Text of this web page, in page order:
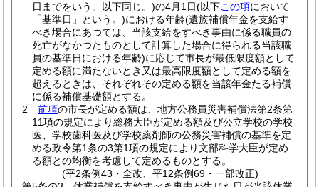
日までをいう。以下同じ。)の4月1日(以下この項において
「基準日」という。)における年齢(遺族補償年金を支給す
べき場合にあつては、当該支給をすべき事由に係る職員の
死亡がなかつたものとして計算した場合に得られる当該職
員の基準日における年齢)に応じて市長が最低限度額として
定める額に満たないとき又は最高限度額として定める額を
超えるときは、それぞれその定める額を当該年金たる補償
に係る補償基礎額とする。
2
前項の市長が定める額は、地方公務員災害補償法第2条第
11項の規定により総務大臣が定める額及び公立学校の学校
医、学校歯科医及び学校薬剤師の公務災害補償の基準を定
める政令第1条の3第1項の規定により文部科学大臣が定め
る額との均衡を考慮して定めるものとする。
(平2条例43・全改、平12条例69・一部改正)